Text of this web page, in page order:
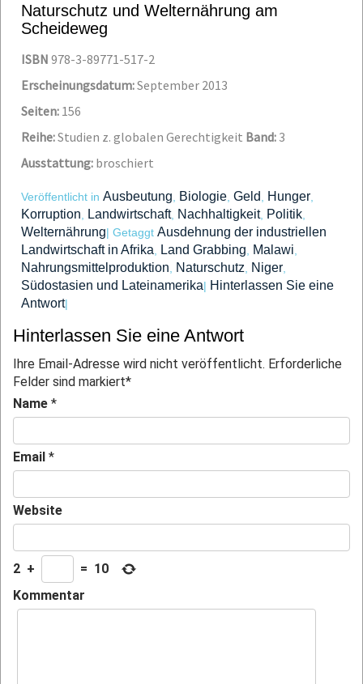
Naturschutz und Welternährung am
Scheideweg
ISBN 978-3-89771-517-2
Erscheinungsdatum:September 2013
Seiten: 156
Reihe:Studien z. globalen Gerechtigkeit Band: 3
Ausstattung: broschiert
Veröffentlicht in Ausbeutung Biologie Geld Hunger
Korruption Landwirtschaft, Nachhaltigkeit, Politik
Welternährung| Getaggt Ausdehnung der industriellen
Landwirtschaft in Afrika
Land Grabbing Malawi
Nahrungsmittelproduktion Naturschutz Niger
Südostasien und Lateinamerika| Hinterlassen Sie eine
Antwort|
Hinterlassen Sie eine Antwort
Ihre Email-Adresse wird nicht veröffentlicht. Erforderliche
Felder sind markiert*
Name *
Email *
Website
2 + = 10
Kommentar